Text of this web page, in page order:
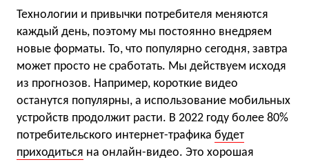
Технологии и привычки потребителя меняются
каждый день, поэтому мы постоянно внедряем
новые форматы. То, что популярно сегодня, завтра
может просто не сработать. Мы действуем исходя
из прогнозов. Например, короткие видео
останутся популярны, а использование мобильных
устройств продолжит расти. В 2022 году более 80%
потребительского интернет-трафика будет
приходиться на онлайн-видео. Это хорошая